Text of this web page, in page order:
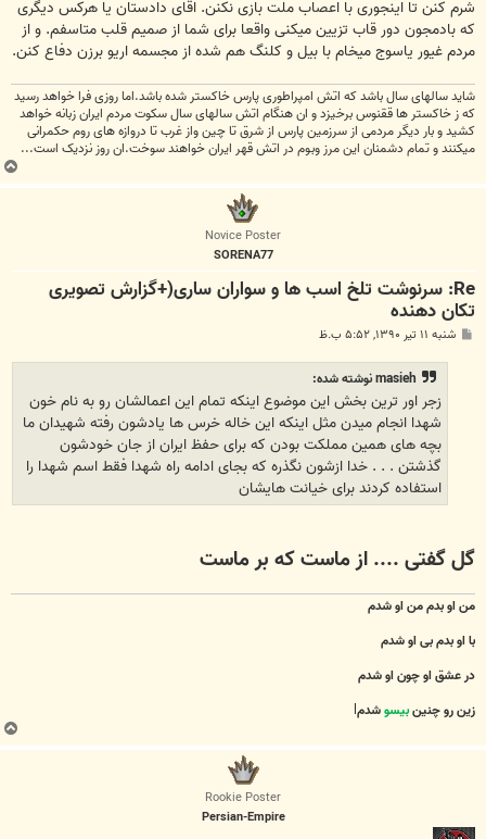
شرم کنن تا اینجوری با اعصاب ملت بازی نکنن. اقای دادستان یا هرکس دیگری
که بادمجون دور قاب تزیین میکنی واقعا برای شما از صمیم قلب متاسفم. و از
مردم غیور یاسوج میخام با بیل و کلنگ هم شده از مجسمه اریو برزن دفاع کنن.
شاید سالهای سال باشد که اتش امپراطوری پارس خاکستر شده باشد.اما روزی فرا خواهد رسید
که ز خاکستر ها ققنوس برخیزد و ان هنگام اتش سالهای سال سکوت مردم ایران زبانه خواهد
کشید و بار دیگر مردمی از سرزمین پارس از شرق تا چین واز غرب تا دروازه های روم حکمرانی
میکنند و تمام دشمنان این مرز وبوم در اتش قهر ایران خواهند سوخت.ان روز نزدیک است...
ب
ا
Novice Poster
SORENA77
Re: سرنوشت تلخ اسب ها و سواران ساری(+گزارش تصویری
تکان دهنده
پ شنبه ۱۱ تیر ۱۳۹۰, ۵:۵۲ ب.ظ
masieh نوشته شده:
زجر اور ترین بخش این موضوع اینکه تمام این اعمالشان رو به نام خون
شهدا انجام میدن مثل اینکه این خاله خرس ها یادشون رفته شهیدان ما
بچه های همین مملکت بودن که برای حفظ ایران از جان خودشون
گذشتن . . . خدا ازشون نگذره که بجای ادامه راه شهدا فقط اسم شهدا را
استفاده کردند برای خیانت هایشان
گل گفتی .... از ماست که بر ماست
من او بدم من او شدم
با او بدم بی او شدم
در عشق او چون او شدم
زین رو چنینبیسوشدمl
ب
ا
Rookie Poster
Persian-Empire